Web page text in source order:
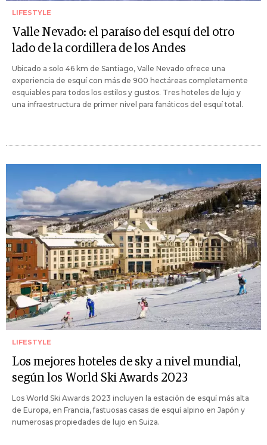
LIFESTYLE
Valle Nevado: el paraíso del esquí del otro
lado de la cordillera de los Andes
Ubicado a solo 46 km de Santiago, Valle Nevado ofrece una
experiencia de esquí con más de 900 hectáreas completamente
esquiables para todos los estilos y gustos. Tres hoteles de lujo y
una infraestructura de primer nivel para fanáticos del esquí total.
LIFESTYLE
Los mejores hoteles de sky a nivel mundial,
según los World Ski Awards 2023
Los World Ski Awards 2023 incluyen la estación de esquí más alta
de Europa, en Francia, fastuosas casas de esquí alpino en Japón y
numerosas propiedades de lujo en Suiza.